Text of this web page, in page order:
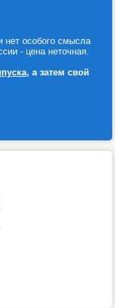
нет особого смысла
- цена неточная.
, а затем свой